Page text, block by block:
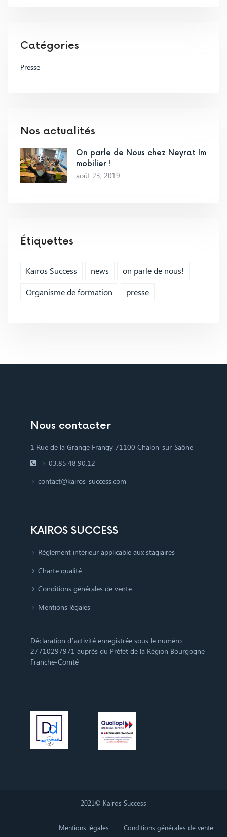
Catégories
Presse
Nos actualités
On parle de Nous chez Neyrat Im
mobilier !
août 23, 2019
Étiquettes
Kairos Success news
on parle de nous!
Organisme de formation
presse
Nous contacter
1 Rue de la Grange Frangy 71100 Chalon-sur-Saône
03.85.48.90.12
contact@kairos-success.com
KAIROS SUCCESS
Règlement intérieur applicable aux stagiaires
Charte qualité
Conditions générales de vente
Mentions légales
Déclaration d’activité enregistrée sous le numéro
27710297971 auprès du Préfet de la Région Bourgogne
Franche-Comté
2021© Kairos Success
Mentions légales Conditions générales de vente